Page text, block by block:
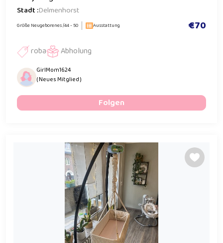
Stadt :Delmenhorst
Größe Neugeborenes /44 - 50 Ausstattung €70
roba Abholung
GirlMom1624
( Neues Mitglied )
Folgen